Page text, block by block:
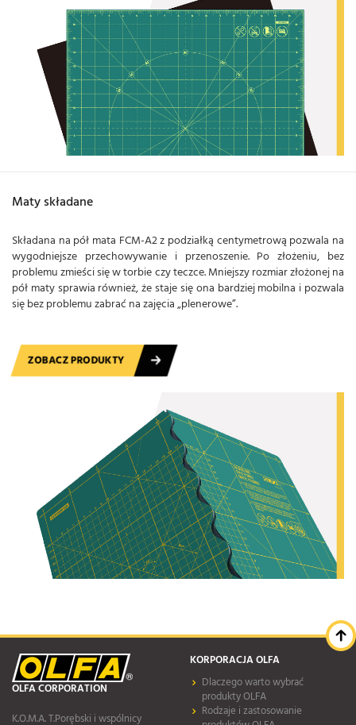
Maty składane
Składana na pół mata FCM-A2 z podziałką centymetrową pozwala na
wygodniejsze przechowywanie i przenoszenie. Po złożeniu, bez
problemu zmieści się w torbie czy teczce. Mniejszy rozmiar złożonej na
pół maty sprawia również, że staje się ona bardziej mobilna i pozwala
się bez problemu zabrać na zajęcia „plenerowe”.
ZOBACZ PRODUKTY
OLFA CORPORATION
K.O.M.A. T.Porębski i wspólnicy
KORPORACJA OLFA
Dlaczego warto wybrać
produkty OLFA
Rodzaje i zastosowanie